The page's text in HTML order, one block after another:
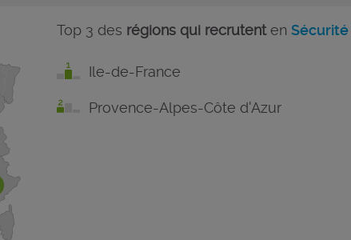
Top 3 des régions qui recrutenten
Ile-de-France
Provence-Alpes-Côte d'Azur